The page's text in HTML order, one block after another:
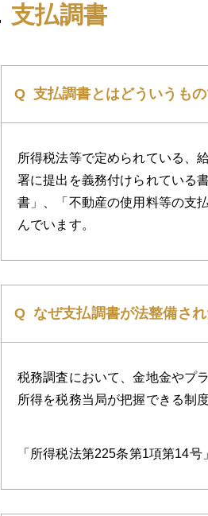
支払調書
支払調書とはどういうも
所得税法等で定められている、
署に提出を義務付けられている
書」、「不動産の使用料等の支
んでいます。
なぜ支払調書が法整備さ
税務調査において、金地金やプ
所得を税務当局が把握できる制
「所得税法第225条第1項第14号